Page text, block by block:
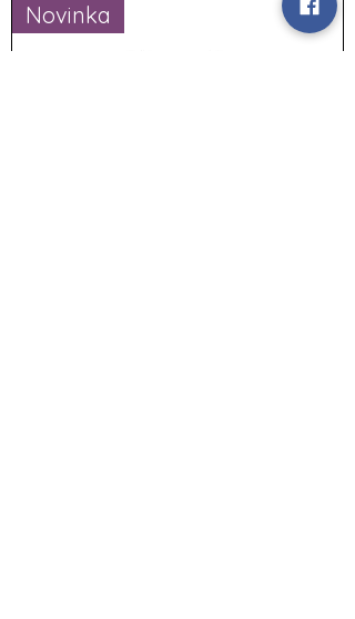
Novinka